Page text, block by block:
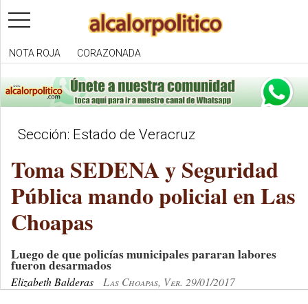
toggle
navigation
NOTA ROJA CORAZONADA
Sección: Estado de Veracruz
Toma SEDENA y Seguridad
Pública mando policial en Las
Choapas
Luego de que policías municipales pararan labores
fueron desarmados
Elizabeth Balderas Las Choapas, Ver. 29/01/2017